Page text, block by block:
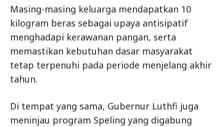
Masing-masing keluarga mendapatkan 10
kilogram beras sebagai upaya antisipatif
menghadapi kerawanan pangan, serta
memastikan kebutuhan dasar masyarakat
tetap terpenuhi pada periode menjelang akhir
tahun.
Di tempat yang sama, Gubernur Luthfi juga
meninjau program Speling yang digabung